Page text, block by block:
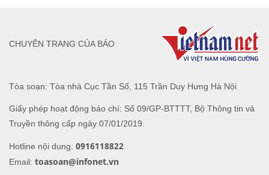
Tòa soạn: Tòa nhà Cục Tần Số, 115 Trần Duy Hưng Hà Nội
Giấy phép hoạt động báo chí: Số 09/GP-BTTTT, Bộ Thông tin và
Truyền thông cấp ngày 07/01/2019.
Hotline nội dung: 0916118822
Email: toasoan@infonet.vn
CHUYÊN TRANG CỦA BÁO